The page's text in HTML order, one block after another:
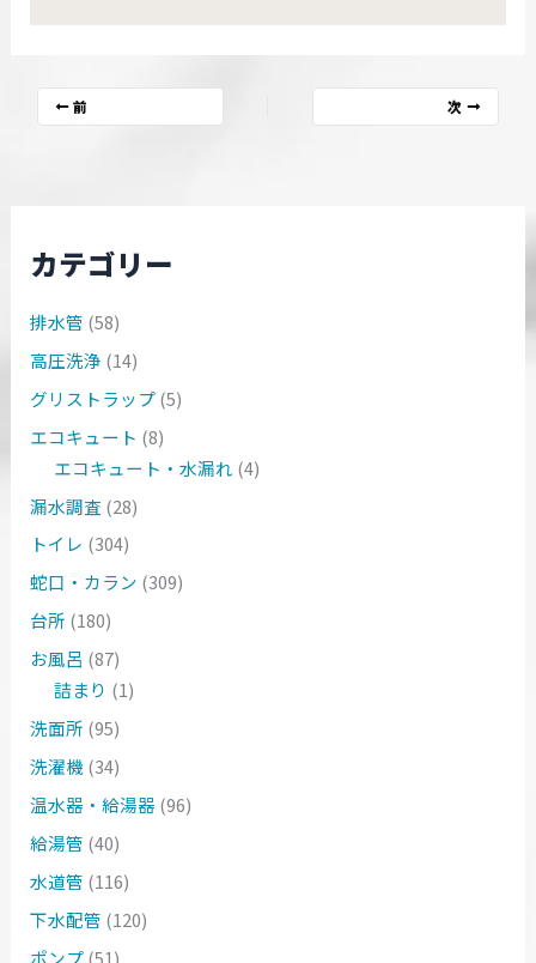
前 次
カテゴリー
排水管 (58)
高圧洗浄 (14)
グリストラップ(5)
エコキュート (8)
エコキュート・水漏れ (4)
漏水調査 (28)
トイレ (304)
蛇口・カラン (309)
台所 (180)
お風呂 (87)
詰まり (1)
洗面所 (95)
洗濯機 (34)
温水器・給湯器(96)
給湯管 (40)
水道管 (116)
下水配管 (120)
ポンプ(51)